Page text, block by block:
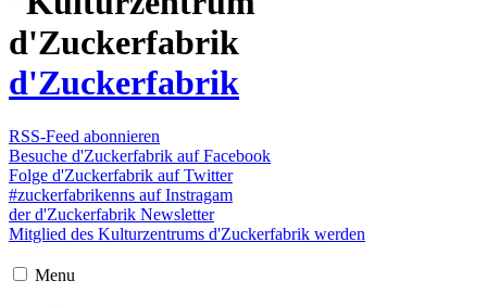
d'Zuckerfabrik
RSS-Feed abonnieren
Besuche d'Zuckerfabrik auf Facebook
Folge d'Zuckerfabrik auf Twitter
#zuckerfabrikenns auf Instragam
der d'Zuckerfabrik Newsletter
Mitglied des Kulturzentrums d'Zuckerfabrik werden
Menu